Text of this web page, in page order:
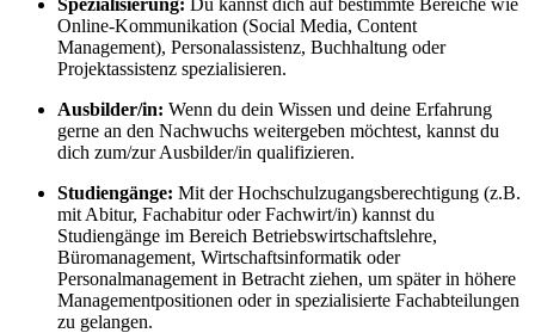
Spezialisierung: Du kannst dich auf bestimmte Bereiche wie
Online-Kommunikation (Social Media, Content
Management), Personalassistenz, Buchhaltung oder
Projektassistenz spezialisieren.
Ausbilder/in: Wenn du dein Wissen und deine Erfahrung
gerne an den Nachwuchs weitergeben möchtest, kannst du
dich zum/zur Ausbilder/in qualifizieren.
Studiengänge: Mit der Hochschulzugangsberechtigung (z.B.
mit Abitur, Fachabitur oder Fachwirt/in) kannst du
Studiengänge im Bereich Betriebswirtschaftslehre,
Büromanagement, Wirtschaftsinformatik oder
Personalmanagement in Betracht ziehen, um später in höhere
Managementpositionen oder in spezialisierte Fachabteilungen
zu gelangen.